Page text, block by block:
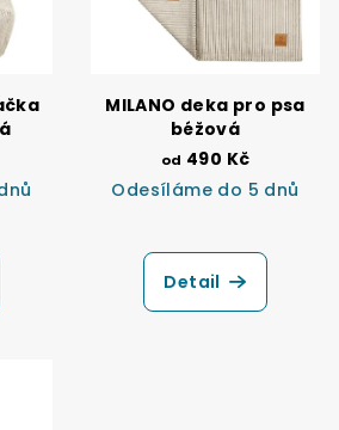
MILANO deka pro psa
béžová
od 490 Kč
Odesíláme do 5 dnů
Detail